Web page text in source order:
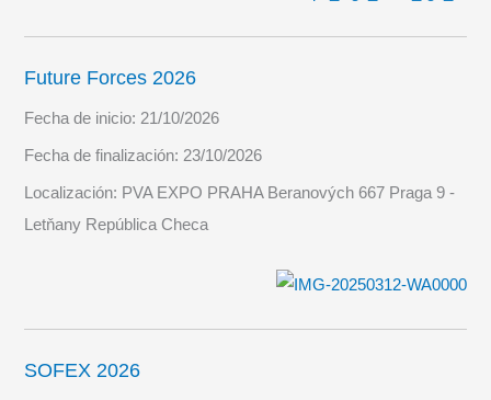
Future Forces 2026
Fecha de inicio:21/10/2026
Fecha de finalización:23/10/2026
Localización: PVA EXPO PRAHA Beranových 667 Praga 9 -
Letňany República Checa
SOFEX 2026